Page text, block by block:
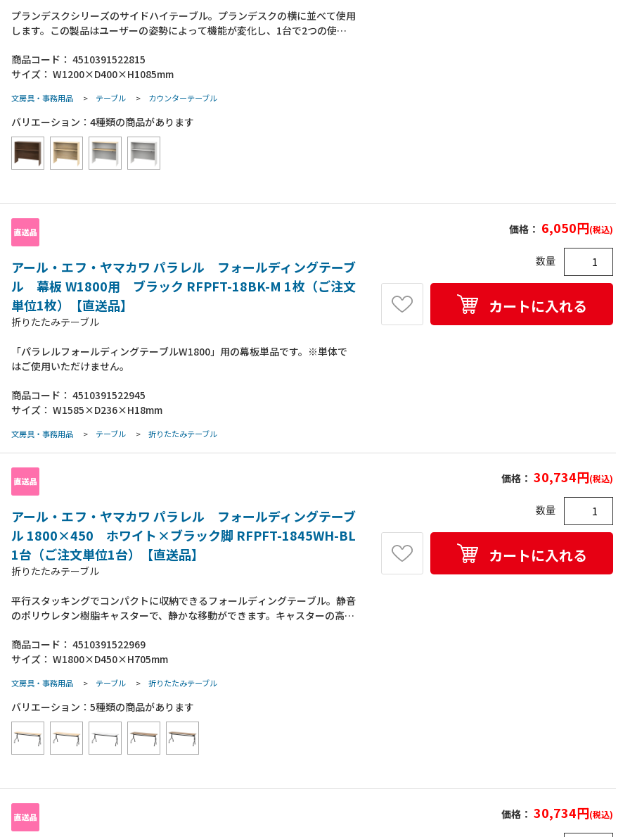
プランデスクシリーズのサイドハイテーブル。プランデスクの横に並べて使用
します。この製品はユーザーの姿勢によって機能が変化し、1台で2つの使い
棚板上にA4ファイルや事務雑貨などを収納でき、棚板背面のフックには鞄類
を掛けることが可能です。また、隣の席との距離を適度に遮るパーテーション
す。天板を作業面として、隣の席の人との簡易的な打ち合わせや書き物などを
行うことが可能です。●組み立て式●組立時間：2人以上で約20分（要プラス
ドライバー）●付属品：フック1個●アジャスター材質：PP
商品コード： 4510391522815
サイズ： W1200×D400×H1085mm
文房具・事務用品 > テーブル > カウンターテーブル
バリエーション： 4種類の商品があります
アール・エフ・ヤマカワ パラレル フォールディングテーブ
ル 幕板 W1800用 ブラック RFPFT-18BK-M 1枚（ご注文
単位1枚）【直送品】
折りたたみテーブル
「パラレルフォールディングテーブルW1800」用の幕板単品です。※単体で
はご使用いただけません。
商品コード： 4510391522945
サイズ： W1585×D236×H18mm
文房具・事務用品 > テーブル > 折りたたみテーブル
価格： 6,050円(税込)
数量
カートに入れる
アール・エフ・ヤマカワ パラレル フォールディングテーブ
ル 1800×450 ホワイト×ブラック脚 RFPFT-1845WH-BL
1台（ご注文単位1台）【直送品】
折りたたみテーブル
平行スタッキングでコンパクトに収納できるフォールディングテーブル。静音
のポリウレタン樹脂キャスターで、静かな移動ができます。キャスターの高さ
アウトの際には中央に配線逃し用の隙間ができます。●組立時間：2人以上で
約20分（要プラスドライバー）●付属品：六角レンチ・スパナ●天板耐荷
商品コード： 4510391522969
サイズ： W1800×D450×H705mm
文房具・事務用品 > テーブル > 折りたたみテーブル
価格： 30,734円(税込)
数量
カートに入れる
バリエーション： 5種類の商品があります
価格： 30,734円(税込)